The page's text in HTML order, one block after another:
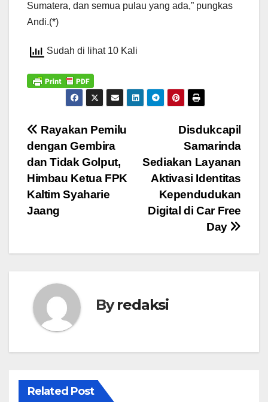
Sumatera, dan semua pulau yang ada,” pungkas
Andi.(*)
Sudah di lihat 10 Kali
Navigasi
pos
Disdukcapil
Samarinda
Sediakan Layanan
Aktivasi Identitas
Kependudukan
Digital di Car Free
Day
Rayakan Pemilu
dengan Gembira
dan Tidak Golput,
Himbau Ketua FPK
Kaltim Syaharie
Jaang
Byredaksi
Related Post